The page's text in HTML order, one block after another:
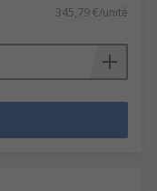
345,79 €/unité